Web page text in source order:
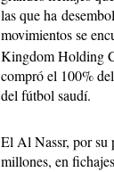
las que ha
movimientos se
Kingdom Holding
compró el 100%
del fútbol saudí.
El Al Nassr, por su
millones, en